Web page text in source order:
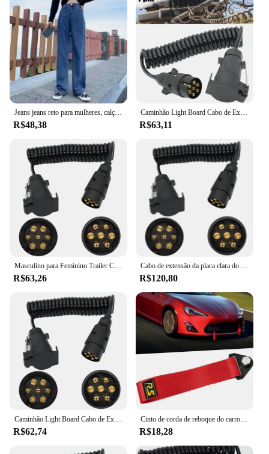
Jeans jeans reto para mulheres, calças confortáveis, requintadas e finas, novo, 2024
R$48,38
Caminhão Light Board Cabo de Extensão, Macho para Fêmea Wire Plug, Fio Parte Acoplamentos Circuit Plug Socket, 7 Pin, 2m
R$63,11
Masculino para Feminino Trailer Cabo de Extensão, Wire Lead Light Board, Acessório Caravana, Cabo de soquete, 7 Pin, 2m
R$63,26
Cabo de extensão da placa clara do caminhão do reboque de 3m 7 pinos chumbo macho à tomada fêmea do fio acoplamentos da parte do fio tomada tomada de circuito
R$120,80
Caminhão Light Board Cabo de Extensão, Macho para Fêmea Wire Plug, Fio Parte Acoplamentos Circuit Plug Socket, 7 Pin, 2m
R$62,74
Cinto de corda de reboque do carro, Heavy Duty, Red Tow Rally, Sport Drift Hook, Frente, Pára-choques traseiro, Racing Rescue, Ferramenta de viagem
R$18,28